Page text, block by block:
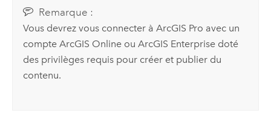
Remarque :
Vous devrez vous connecter àArcGIS Pro avec un
compteArcGIS Online ouArcGIS Enterprise doté
des privilèges requis pour créer et publier du
contenu.